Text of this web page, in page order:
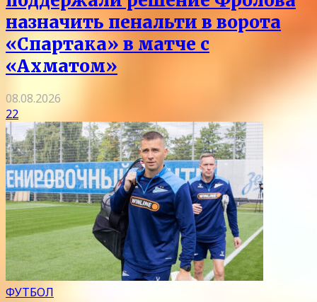
назначить пенальти в ворота
«Спартака» в матче с
«Ахматом»
08.08.2026
22
ФУТБОЛ